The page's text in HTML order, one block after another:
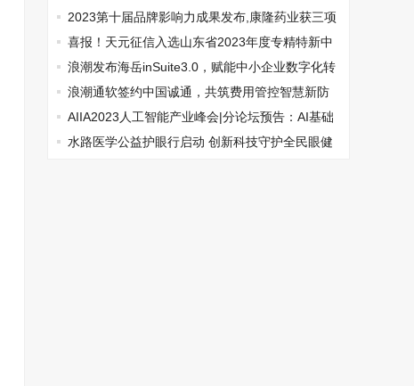
国华投资公司开启数智化升级新篇章
2023第十届品牌影响力成果发布,康隆药业获三项
殊荣喜报！天元征信入选山东省2023年度专精特新中
小企业
浪潮发布海岳inSuite3.0，赋能中小企业数字化转
型浪潮通软签约中国诚通，共筑费用管控智慧新防
线AIIA2023人工智能产业峰会|分论坛预告：AI基础
软件前沿技术分论坛重磅来袭
水路医学公益护眼行启动 创新科技守护全民眼健